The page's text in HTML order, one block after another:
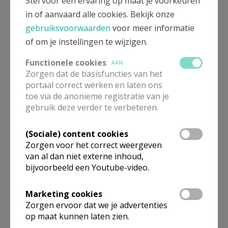
In dit boek gaat Jeroen Sweijen op zoek naar de
boeiende verhalen achter 120 Mariaverschijningen
door heel West-Europa, die aan de oorsprong liggen
van een heiligdom, processie of devotie. Daarnaast
besteedt hij aandacht aan wonderbaarlijke beelden,
bijzonder licht en weldadige bronnen.
BEZOEK VAN BOVEN – Mariaverschijningen in West-
vijftien eeuwen Mariadevotie bestrijkt. We leren
Maria kennen door haar eigen woorden waaruit een
onvoorwaardelijke liefde spreekt. Telkens weer
vraagt zij om de rozenkrans te bidden, biedt zij
troost in moeilijke perioden en belooft zij ons een
betere wereld. Daarmee is haar boodschap
universeel en van alle tijden.
in of aanvaard alle cookies. Bekijk onze
gebruiksvoorwaarden voor meer informatie
of om je instellingen te wijzigen.
Functionele cookies
AAN
Zorgen dat de basisfuncties van het
portaal correct werken en laten ons
toe via de anonieme registratie van je
gebruik deze verder te verbeteren.
(Sociale) content cookies
Zorgen voor het correct weergeven
van al dan niet externe inhoud,
bijvoorbeeld een Youtube-video.
Marketing cookies
Zorgen ervoor dat we je advertenties
op maat kunnen laten zien.